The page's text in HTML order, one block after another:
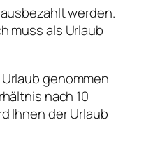
werden.
muss als Urlaub
genommen
nach 10
Ihnen der Urlaub